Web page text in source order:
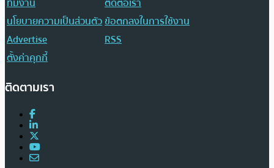
นโยบายความเป็นส่วนตัวข้อตกลงในการใช้งาน
Advertise
RSS
ตั้งค่าคุกกี้
ติดตามเรา